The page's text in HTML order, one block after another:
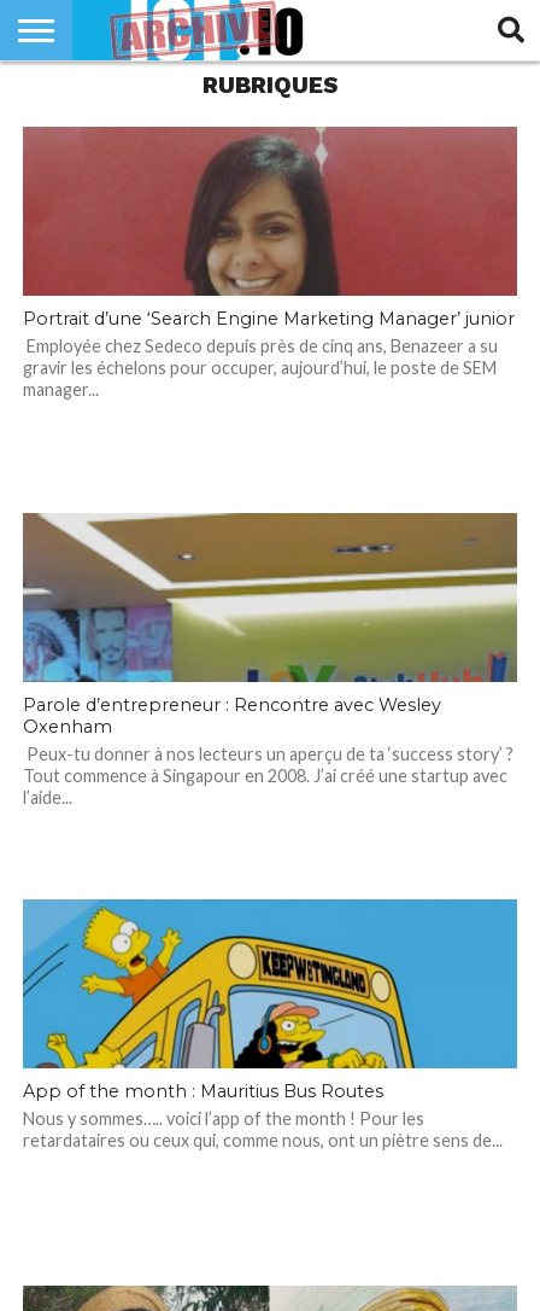
RUBRIQUES
Portrait d’une ‘Search Engine Marketing Manager’ junior
Employée chez Sedeco depuis près de cinq ans, Benazeer a su
gravir les échelons pour occuper, aujourd’hui, le poste de SEM
manager...
Parole d’entrepreneur : Rencontre avec Wesley
Oxenham
Peux-tu donner à nos lecteurs un aperçu de ta ‘success story’ ?
Tout commence à Singapour en 2008. J’ai créé une startup avec
l’aide...
App of the month : Mauritius Bus Routes
Nous y sommes….. voici l’app of the month ! Pour les
retardataires ou ceux qui, comme nous, ont un piètre sens de...